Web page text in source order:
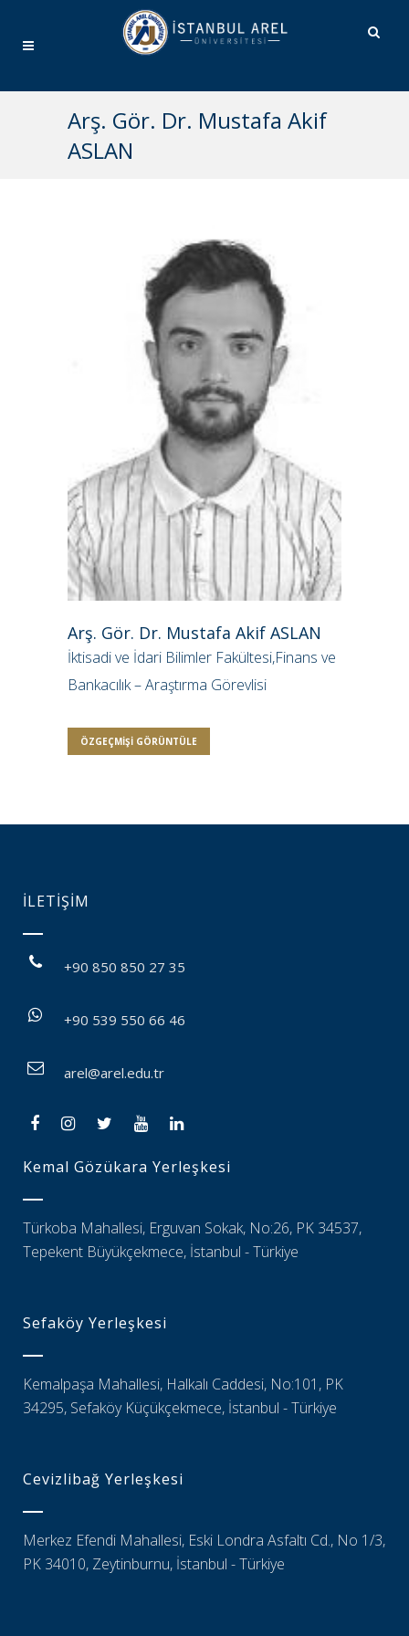
Arş. Gör. Dr. Mustafa Akif
ASLAN
Arş. Gör. Dr. Mustafa Akif ASLAN
İktisadi ve İdari Bilimler Fakültesi,Finans ve
Bankacılık – Araştırma Görevlisi
ÖZGEÇMIŞI GÖRÜNTÜLE
İLETİŞİM
+90 850 850 27 35
+90 539 550 66 46
arel@arel.edu.tr
Kemal Gözükara Yerleşkesi
Türkoba Mahallesi, Erguvan Sokak, No:26, PK 34537,
Tepekent Büyükçekmece, İstanbul - Türkiye
Sefaköy Yerleşkesi
Kemalpaşa Mahallesi, Halkalı Caddesi, No:101, PK
34295, Sefaköy Küçükçekmece, İstanbul - Türkiye
Cevizlibağ Yerleşkesi
Merkez Efendi Mahallesi, Eski Londra Asfaltı Cd., No 1/3,
PK 34010, Zeytinburnu, İstanbul - Türkiye